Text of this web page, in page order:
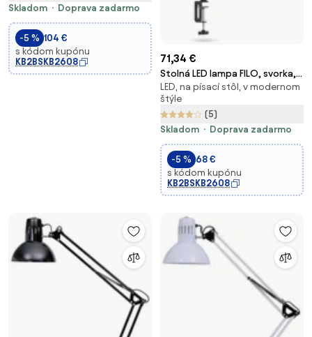
Skladom
Doprava zadarmo
-5 % 104 €
s kódom kupónu
KB2BSKB2608
71,34 €
Stolná LED lampa FILO, svorka,
USB, diaľkový ovládač
LED, na písací stôl, v modernom
štýle
(5)
Skladom
Doprava zadarmo
-5 % 68 €
s kódom kupónu
KB2BSKB2608